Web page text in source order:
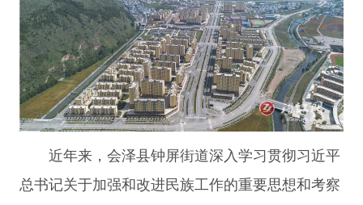
近年来，会泽县钟屏街道深入学习贯彻习近平
总书记关于加强和改进民族工作的重要思想和考察